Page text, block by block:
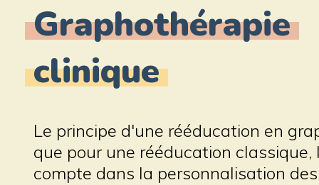
Graphothérapie
clinique
Le principe d'une rééducation en
que pour une rééducation
compte dans la personnalisation